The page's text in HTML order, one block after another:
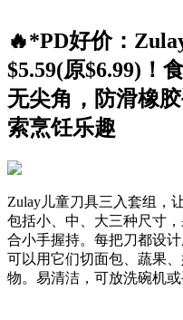
🔥*PD好价：
$5.59(原$6.99)！
无尖角，防滑橡
索烹饪乐趣
Zulay儿童刀具三入套组，
包括小、中、大三种尺寸
合小手握持。每把刀都设
可以用它们切面包、蔬果
物。易清洁，可放洗碗机或